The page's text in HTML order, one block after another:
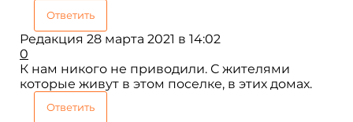
Ответить
Редакция 28 марта 2021 в 14:02
0
К нам никого не приводили. С жителями
которые живут в этом поселке, в этих домах.
Ответить